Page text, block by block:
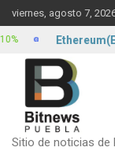
Skip
to
content
viernes, agosto 7,
Sitio de noticias de
Ethereum(ETH)